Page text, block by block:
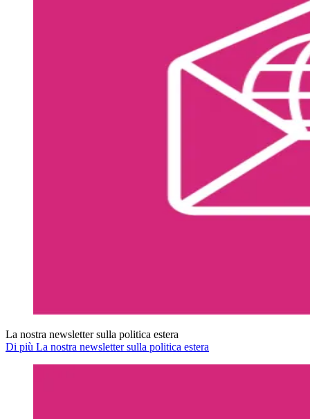
La nostra newsletter sulla politica estera
Di più La nostra newsletter sulla politica estera